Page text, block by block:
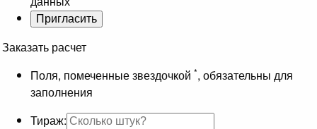
Заказать расчет
Поля, помеченные звездочкой *, обязательны для
заполнения
Тираж: